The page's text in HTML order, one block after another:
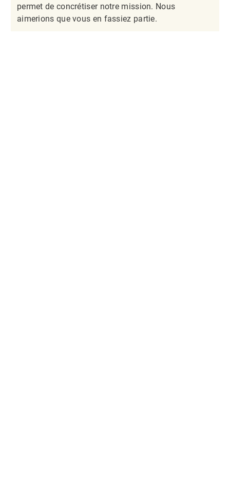
permet de concrétiser notre mission. Nous
aimerions que vous en fassiez partie.​​​​​​​